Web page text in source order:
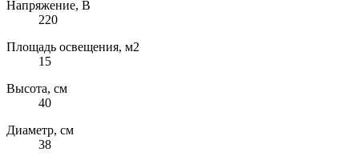
Напряжение, В
220
Площадь освещения, м2
15
Высота, см
40
Диаметр, см
38